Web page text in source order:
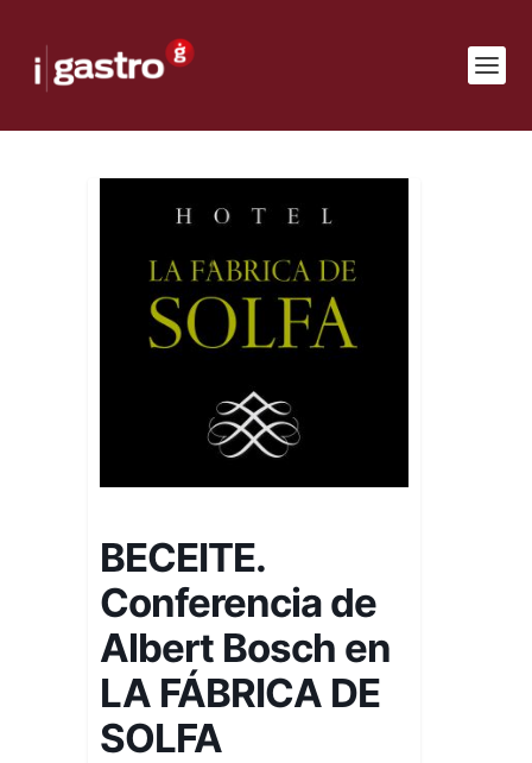
BECEITE.
Conferencia de
Albert Bosch en
LA FÁBRICA DE
SOLFA